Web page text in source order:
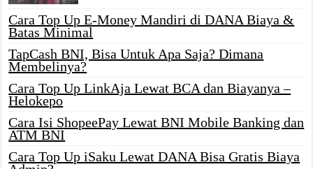
Cara Top Up E-Money Mandiri di DANA Biaya &
Batas Minimal
TapCash BNI, Bisa Untuk Apa Saja? Dimana
Membelinya?
Cara Top Up LinkAja Lewat BCA dan Biayanya –
Helokepo
Cara Isi ShopeePay Lewat BNI Mobile Banking dan
ATM BNI
Cara Top Up iSaku Lewat DANA Bisa Gratis Biaya